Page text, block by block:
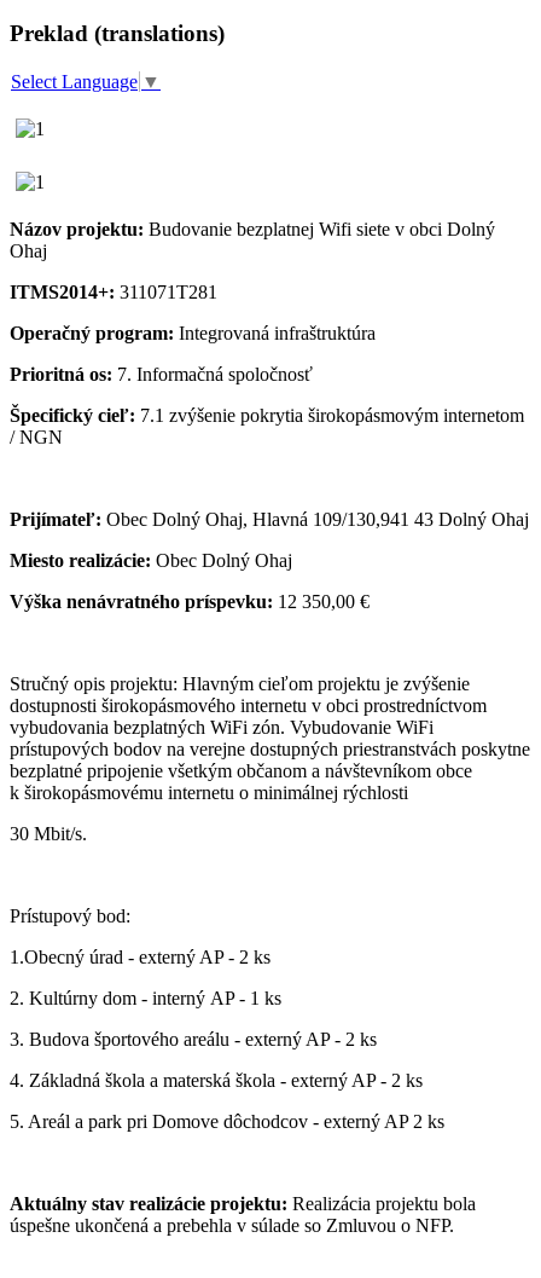
Preklad (translations)
Select Language ▼
Názov projektu: Budovanie bezplatnej Wifi siete v obci Dolný
Ohaj
ITMS2014+: 311071T281
Operačný program: Integrovaná infraštruktúra
Prioritná os: 7. Informačná spoločnosť
Špecifický cieľ: 7.1 zvýšenie pokrytia širokopásmovým internetom
/ NGN
Prijímateľ: Obec Dolný Ohaj, Hlavná 109/130,941 43 Dolný Ohaj
Miesto realizácie: Obec Dolný Ohaj
Výška nenávratného príspevku: 12 350,00 €
Stručný opis projektu: Hlavným cieľom projektu je zvýšenie
dostupnosti širokopásmového internetu v obci prostredníctvom
vybudovania bezplatných WiFi zón. Vybudovanie WiFi
prístupových bodov na verejne dostupných priestranstvách poskytne
bezplatné pripojenie všetkým občanom a návštevníkom obce
k širokopásmovému internetu o minimálnej rýchlosti
30 Mbit/s.
Prístupový bod:
1.Obecný úrad - externý AP - 2 ks
2. Kultúrny dom - interný AP - 1 ks
3. Budova športového areálu - externý AP - 2 ks
4. Základná škola a materská škola - externý AP - 2 ks
5. Areál a park pri Domove dôchodcov - externý AP 2 ks
Aktuálny stav realizácie projektu: Realizácia projektu bola
úspešne ukončená a prebehla v súlade so Zmluvou o NFP.